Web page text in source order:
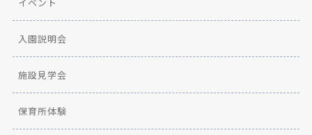
入園説明会
施設見学会
保育所体験